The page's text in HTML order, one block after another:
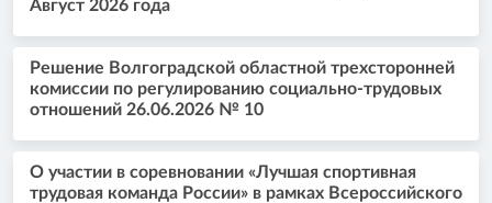
Август 2026 года
Решение Волгоградской областной трехсторонней
комиссии по регулированию социально-трудовых
отношений 26.06.2026 № 10
О участии в соревновании «Лучшая спортивная
трудовая команда России» в рамках Всероссийского